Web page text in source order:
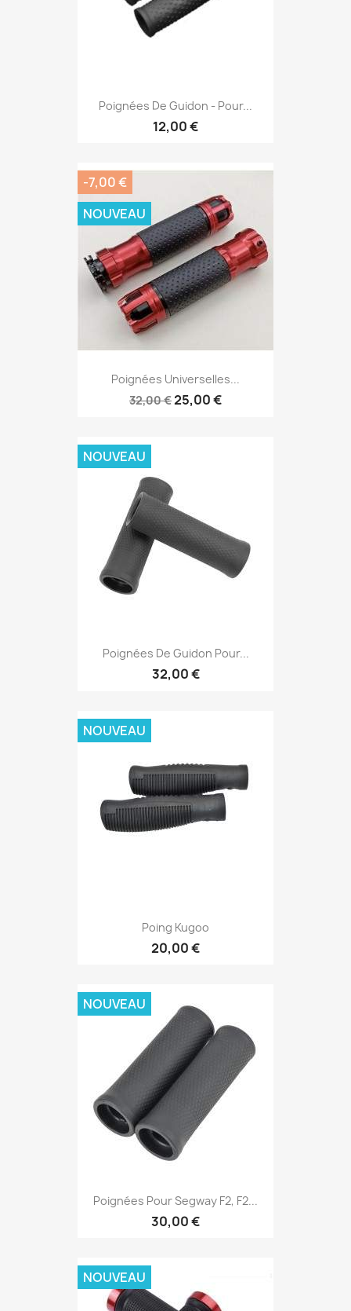
Poignées De Guidon - Pour...
12,00 €
Poignées Universelles...
32,00 €25,00 €
-7,00 €
NOUVEAU
Poignées De Guidon Pour...
32,00 €
NOUVEAU
Poing Kugoo
20,00 €
NOUVEAU
Poignées Pour Segway F2, F2...
30,00 €
NOUVEAU
NOUVEAU